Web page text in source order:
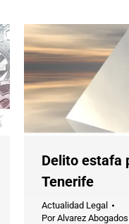
Delito estafa
Tenerife
Actualidad Legal
PorAlvarez